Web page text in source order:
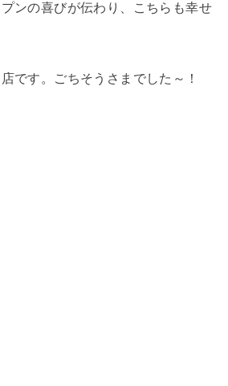
ンの喜びが伝わり、こちらも幸せ
です。ごちそうさまでした～！